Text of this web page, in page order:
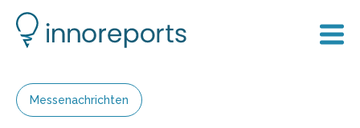
Messenachrichten